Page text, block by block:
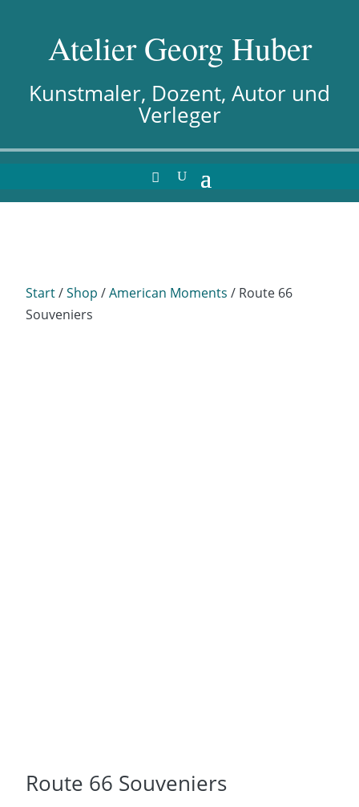
Atelier Georg Huber
Kunstmaler, Dozent, Autor und
Verleger
Start/Shop /American Moments / Route 66
Souveniers
Route 66 Souveniers